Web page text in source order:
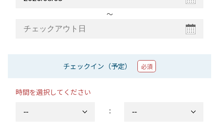
〜
チェックイン（予定） 必須
時間を選択してください
：